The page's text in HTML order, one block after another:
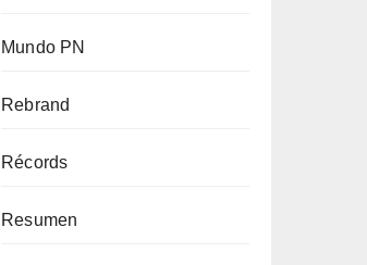
Mundo PN
Rebrand
Récords
Resumen